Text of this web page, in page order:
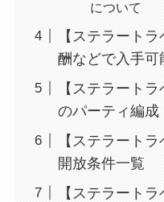
について
【ステラート
酬などで入手可
【ステラート
のパーティ編成
【ステラート
開放条件一覧
【ステラート